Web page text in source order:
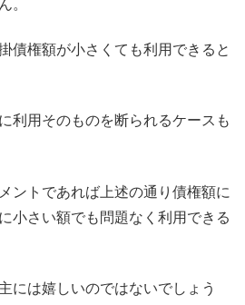
。
債権額が小さくても利用できると
利用そのものを断られるケースも
ントであれば上述の通り債権額に
小さい額でも問題なく利用できる
には嬉しいのではないでしょう